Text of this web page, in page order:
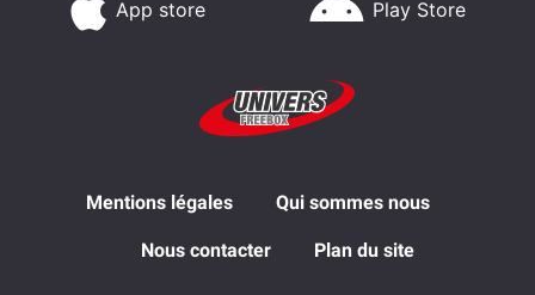
App store Play Store
Mentions légales Qui sommes nous
Nous contacter Plan du site